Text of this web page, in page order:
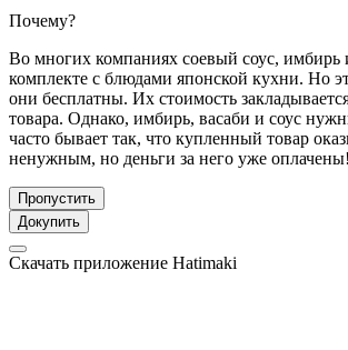
Почему?
Во многих компаниях соевый соус, имбирь
комплекте с блюдами японской кухни. Но
они бесплатны. Их стоимость
товара. Однако, имбирь, васаби и соус
часто бывает так, что купленный товар
ненужным, но деньги за него уже оплачены!
Пропустить
Докупить
Скачать приложение Hatimaki